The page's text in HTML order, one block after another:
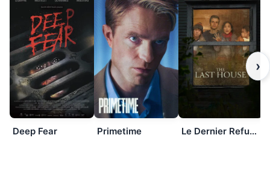
Deep Fear Primetime Le Dernier Refuge
›